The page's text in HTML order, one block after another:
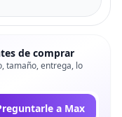
de comprar
tamaño, entrega, lo
a Max